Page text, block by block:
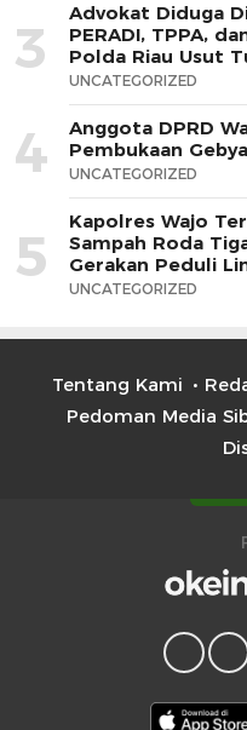
3
Advokat Diduga
PERADI, TPPA,
Polda Riau Usut
UNCATEGORIZED
4
Anggota DPRD
Pembukaan
UNCATEGORIZED
5
Kapolres Wajo
Sampah Roda
Gerakan Peduli
UNCATEGORIZED
Tentang Kami
Pedoman Media